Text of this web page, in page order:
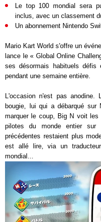
Le top 100 mondial sera
inclus, avec un classement
Un abonnement Nintendo
Mario Kart World s'offre un
lance le « Global Online
ses désormais habituels
pendant une semaine entière.
L'occasion n'est pas anodine.
bougie, lui qui a débarqué
marquer le coup, Big N voit
pilotes du monde entier
précédentes restaient plus
est allé lire, via un
mondial...